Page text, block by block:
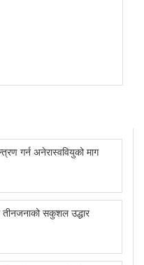
गर्न अनेरास्ववियुको माग
तीनजनाको सकुशल उद्धार